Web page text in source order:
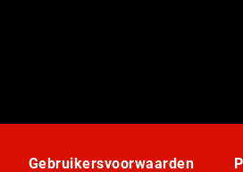
Gebruikersvoorwaarden